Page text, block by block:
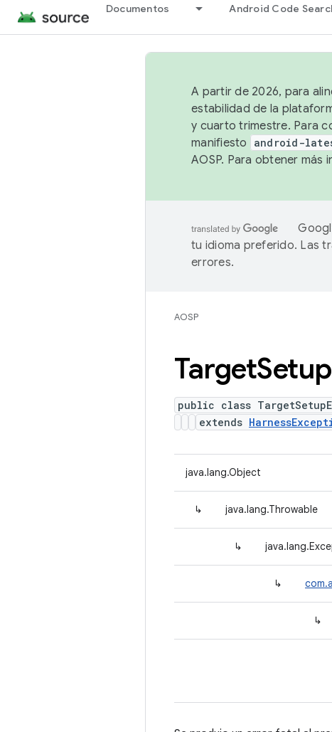
Documentos Android Code
A partir de 2026, para
estabilidad de la
y cuarto trimestre. Para
manifiesto
android-
AOSP. Para obtener
tu idioma preferido. Las
errores.
AOSP
TargetSetup
public class
extends
java.lang.Object
↳ java.lang.Throwable
↳
↳
↳